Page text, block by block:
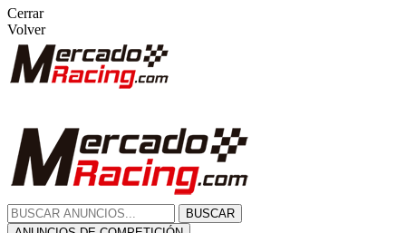
Cerrar
Volver
BUSCAR
ANUNCIOS DE COMPETICIÓN